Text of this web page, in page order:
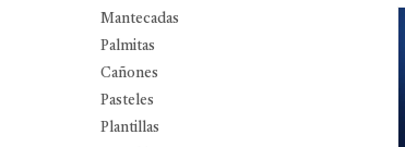
Mantecadas
Palmitas
Cañones
Pasteles
Plantillas